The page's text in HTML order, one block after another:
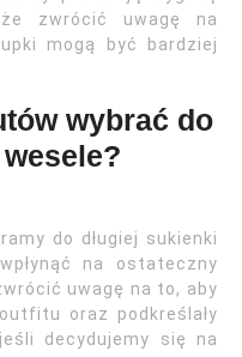
zwrócić uwagę na
mogą być bardziej
wybrać do
do długiej sukienki
na ostateczny
uwagę na to, aby
oraz podkreślały
decydujemy się na